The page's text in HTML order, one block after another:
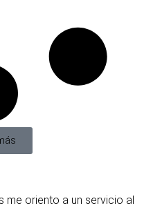
me oriento a un servicio al